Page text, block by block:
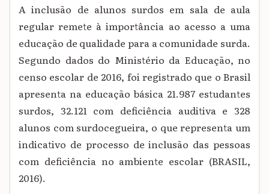
A inclusão de alunos surdos em sala de aula
regular remete à importância ao acesso a uma
educação de qualidade para a comunidade surda.
Segundo dados do Ministério da Educação, no
censo escolar de 2016, foi registrado que o Brasil
apresenta na educação básica 21.987 estudantes
surdos, 32.121 com deficiência auditiva e 328
alunos com surdocegueira, o que representa um
indicativo de processo de inclusão das pessoas
com deficiência no ambiente escolar (BRASIL,
2016).